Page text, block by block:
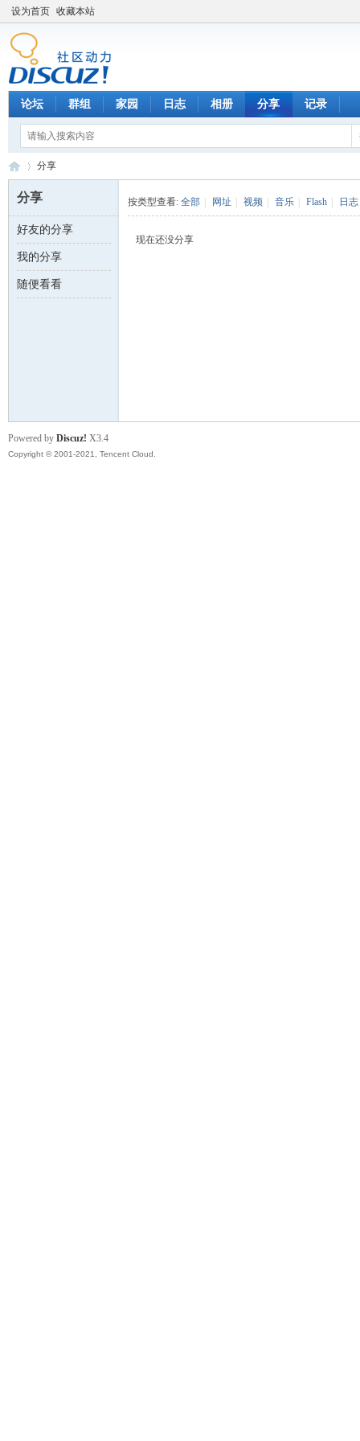
设为首页 收藏本站
论坛 群组 家园 日志 相册 分享 记录
数 ›
分享
分享
好友的分享
我的分享
随便看看
按类型查看: 全部 网址 视频 音乐 Flash 日志
现在还没分享
Powered by Discuz! X3.4
Copyright © 2001-2021, Tencent Cloud.